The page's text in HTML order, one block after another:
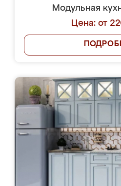
Модульная
Цена: от